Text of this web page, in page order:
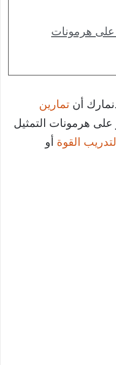
على هرمونات
أن تمارين
على هرمونات التمثيل
لتدريب القوة أو